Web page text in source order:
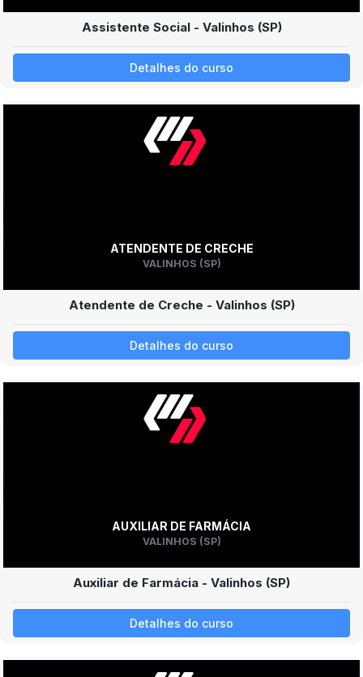
Assistente Social - Valinhos (SP)
Detalhes do curso
ATENDENTE DE CRECHE
VALINHOS (SP)
Atendente de Creche - Valinhos (SP)
Detalhes do curso
AUXILIAR DE FARMÁCIA
VALINHOS (SP)
Auxiliar de Farmácia - Valinhos (SP)
Detalhes do curso